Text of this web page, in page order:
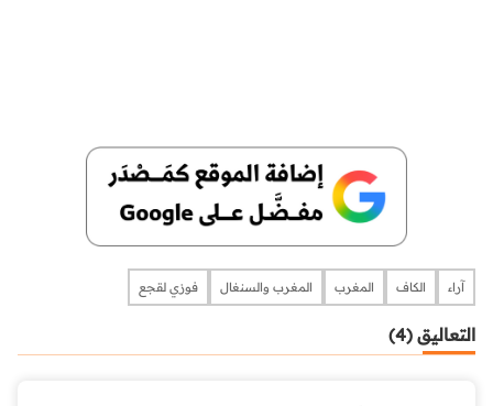
آراء الكاف المغرب المغرب والسنغال فوزي لقجع
التعاليق (4)